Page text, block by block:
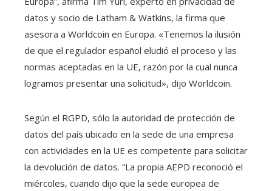
datos y socio de Latham & Watkins, la firma que
asesora a Worldcoin en Europa. «Tenemos la ilusión
de que el regulador español eludió el proceso y las
normas aceptadas en la UE, razón por la cual nunca
logramos presentar una solicitud», dijo Worldcoin.
Según el RGPD, sólo la autoridad de protección de
datos del país ubicado en la sede de una empresa
con actividades en la UE es competente para solicitar
la devolución de datos. “La propia AEPD reconoció el
miércoles, cuando dijo que la sede europea de